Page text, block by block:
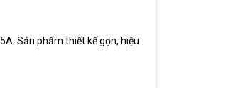
Sản phẩm thiết kế gọn, hiệu